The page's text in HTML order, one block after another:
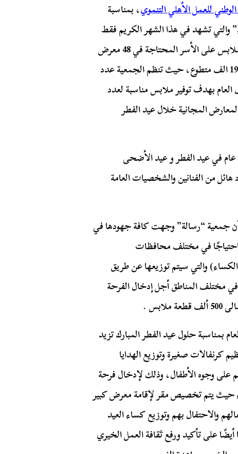
للعمل الأهلي التنموي، بمناسبة
والتي تشهد في هذا الشهر الكريم فقط
هذا العام توزيع أكثر من 500 ألف قطعة ملابس على الأسر المحتاجة في 48 معرض
للملابس في أكثر من 22 محافظه وبمشاركة أكثر من 19 الف متطوع، حيث تنظم الجمعية عدد
بهدف توفير ملابس مناسبة لعدد
المجانية خلال عيد الفطر
عام في عيد الفطر و عيد الأضحى
من الفنانين والشخصيات العامة
“رسالة” وجهت كافة جهودها في
احتياجًا في مختلف محافظات
والتي سيتم توزيعها عن طريق
مختلف المناطق أجل إدخال الفرحة
بمناسبة حلول عيد الفطر المبارك تزيد
كرنفالات صغيرة وتوزيع الهدايا
على وجوه الأطفال، وذلك لإدخال فرحة
حيث يتم تخصيص مقر لإقامة معرض كبير
والاحتفال بهم وتوزيع كساء العيد
على تأكيد ورفع ثقافة العمل الخيري